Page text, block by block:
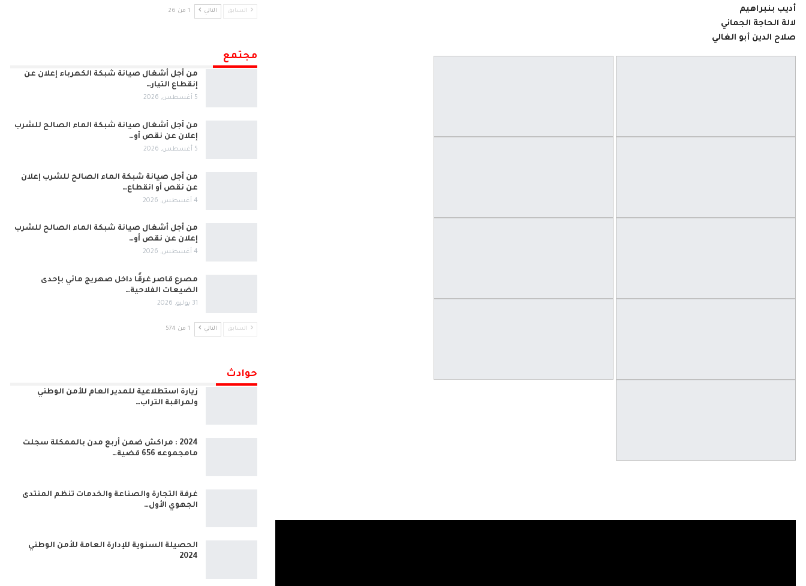
أديب بنبراهيم
لالة الحاجة الجماني
صلاح الدين أبو الغالي
السابق التالي 1 من 26
مجتمع
من أجل أشغال صيانة شبكة الكهرباء إعلان عن
إنقطاع التيار…
5 أغسطس, 2026
من أجل أشغال صيانة شبكة الماء الصالح للشرب
إعلان عن نقص أو…
5 أغسطس, 2026
من أجل صيانة شبكة الماء الصالح للشرب إعلان
عن نقص أو انقطاع…
4 أغسطس, 2026
من أجل أشغال صيانة شبكة الماء الصالح للشرب
إعلان عن نقص أو…
4 أغسطس, 2026
مصرع قاصر غرقًا داخل صهريج مائي بإحدى
الضيعات الفلاحية…
31 يوليو, 2026
السابق التالي 1 من 574
حوادث
زيارة استطلاعية للمدير العام للأمن الوطني
ولمراقبة التراب…
2024 : مراكش ضمن أربع مدن بالممكلة سجلت
مامجموعه 656 قضية…
غرفة التجارة والصناعة والخدمات تنظم المنتدى
الجهوي الأول…
الحصيلة السنوية للإدارة العامة للأمن الوطني
2024